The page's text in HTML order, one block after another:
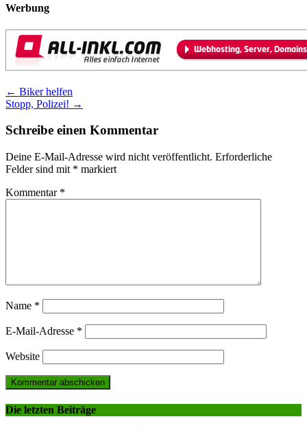
Werbung
Post
navigation
← Biker helfen
Stopp, Polizei! →
Schreibe einen Kommentar
Deine E-Mail-Adresse wird nicht veröffentlicht. Erforderliche
Felder sind mit * markiert
Kommentar *
Name *
E-Mail-Adresse *
Website
Die letzten Beiträge